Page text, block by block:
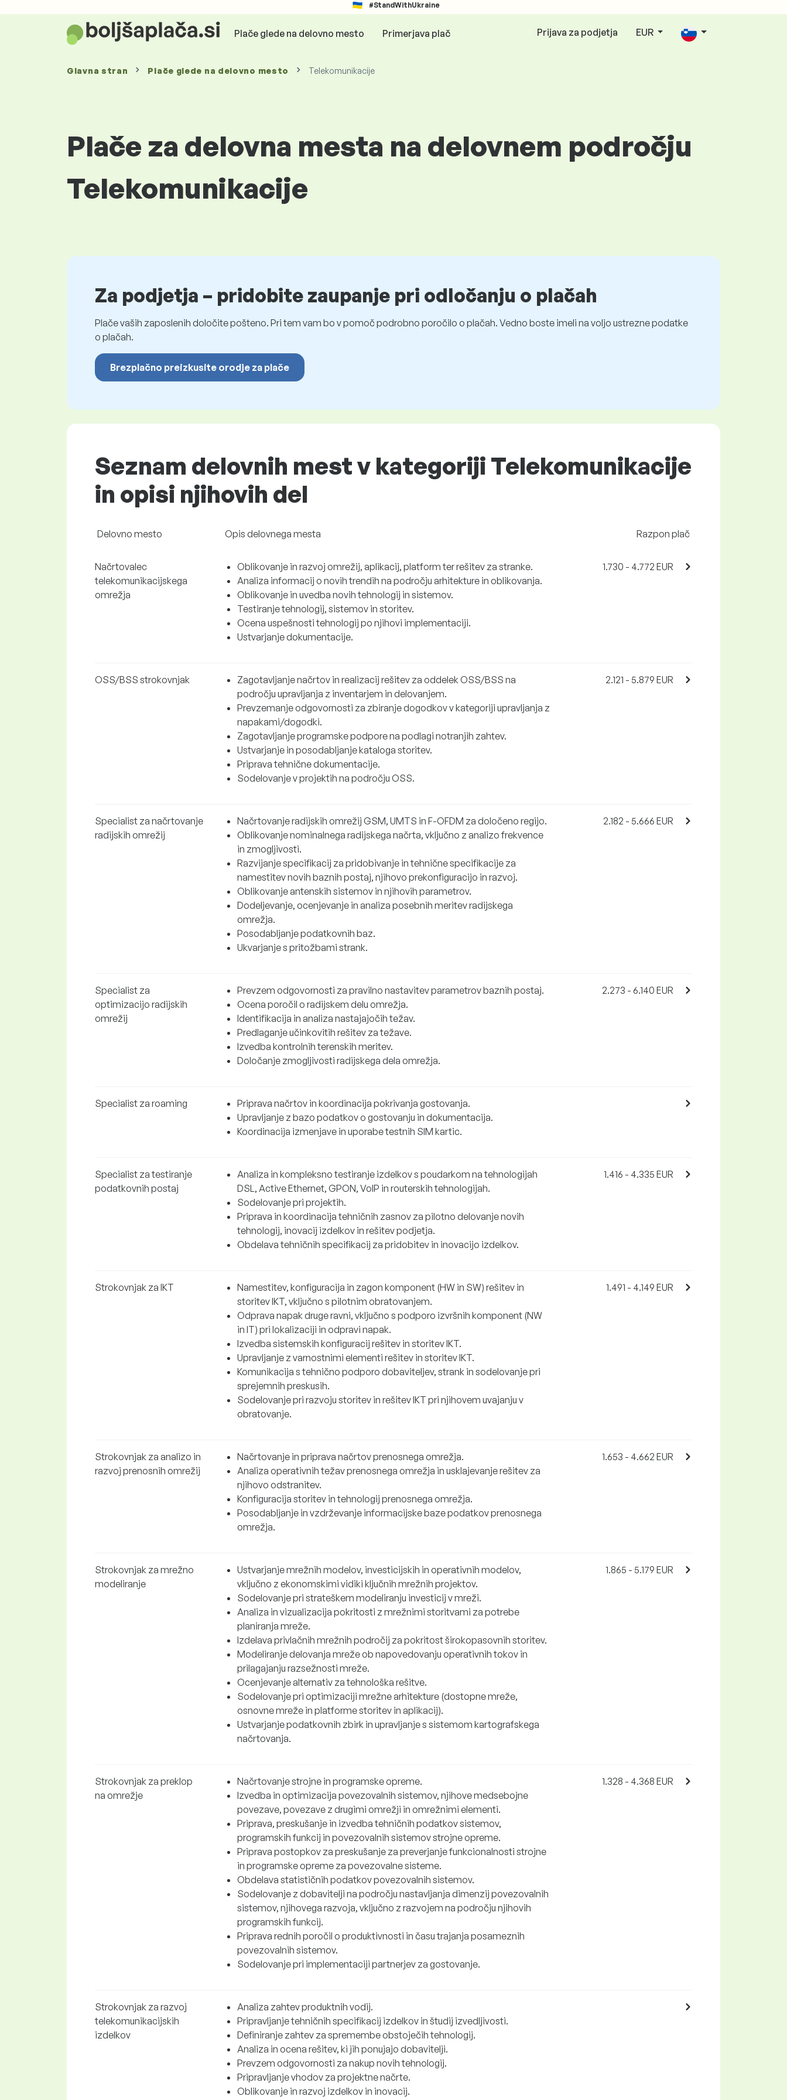
#StandWithUkraine
Plače glede na delovno mesto Primerjava plač Prijava za podjetja EUR
Glavna stran Plače glede na delovno mesto Telekomunikacije
Plače za delovna mesta na delovnem področju
Telekomunikacije
Za podjetja – pridobite zaupanje pri odločanju o plačah
Plače vaših zaposlenih določite pošteno. Pri tem vam bo v pomoč podrobno poročilo o plačah. Vedno boste imeli na voljo ustrezne podatke
o plačah.
Brezplačno preizkusite orodje za plače
Seznam delovnih mest v kategoriji Telekomunikacije
in opisi njihovih del
Delovno mesto Opis delovnega mesta Razpon plač
Načrtovalec
telekomunikacijskega
omrežja
Oblikovanje in razvoj omrežij, aplikacij, platform ter rešitev za stranke.
Analiza informacij o novih trendih na področju arhitekture in oblikovanja.
Oblikovanje in uvedba novih tehnologij in sistemov.
Testiranje tehnologij, sistemov in storitev.
Ocena uspešnosti tehnologij po njihovi implementaciji.
Ustvarjanje dokumentacije.
1.730 - 4.772 EUR
OSS/BSS strokovnjak
Zagotavljanje načrtov in realizacij rešitev za oddelek OSS/BSS na
področju upravljanja z inventarjem in delovanjem.
Prevzemanje odgovornosti za zbiranje dogodkov v kategoriji upravljanja z
napakami/dogodki.
Zagotavljanje programske podpore na podlagi notranjih zahtev.
Ustvarjanje in posodabljanje kataloga storitev.
Priprava tehnične dokumentacije.
Sodelovanje v projektih na področju OSS.
2.121 - 5.879 EUR
Specialist za načrtovanje
radijskih omrežij
Načrtovanje radijskih omrežij GSM, UMTS in F-OFDM za določeno regijo.
Oblikovanje nominalnega radijskega načrta, vključno z analizo frekvence
in zmogljivosti.
Razvijanje specifikacij za pridobivanje in tehnične specifikacije za
namestitev novih baznih postaj, njihovo prekonfiguracijo in razvoj.
Oblikovanje antenskih sistemov in njihovih parametrov.
Dodeljevanje, ocenjevanje in analiza posebnih meritev radijskega
omrežja.
Posodabljanje podatkovnih baz.
Ukvarjanje s pritožbami strank.
2.182 - 5.666 EUR
Specialist za
optimizacijo radijskih
omrežij
Prevzem odgovornosti za pravilno nastavitev parametrov baznih postaj.
Ocena poročil o radijskem delu omrežja.
Identifikacija in analiza nastajajočih težav.
Predlaganje učinkovitih rešitev za težave.
Izvedba kontrolnih terenskih meritev.
Določanje zmogljivosti radijskega dela omrežja.
2.273 - 6.140 EUR
Specialist za roaming
Priprava načrtov in koordinacija pokrivanja gostovanja.
Upravljanje z bazo podatkov o gostovanju in dokumentacija.
Koordinacija izmenjave in uporabe testnih SIM kartic.
Specialist za testiranje
podatkovnih postaj
Analiza in kompleksno testiranje izdelkov s poudarkom na tehnologijah
DSL, Active Ethernet, GPON, VoIP in routerskih tehnologijah.
Sodelovanje pri projektih.
Priprava in koordinacija tehničnih zasnov za pilotno delovanje novih
tehnologij, inovacij izdelkov in rešitev podjetja.
Obdelava tehničnih specifikacij za pridobitev in inovacijo izdelkov.
1.416 - 4.335 EUR
Strokovnjak za IKT
Namestitev, konfiguracija in zagon komponent (HW in SW) rešitev in
storitev IKT, vključno s pilotnim obratovanjem.
Odprava napak druge ravni, vključno s podporo izvršnih komponent (NW
in IT) pri lokalizaciji in odpravi napak.
Izvedba sistemskih konfiguracij rešitev in storitev IKT.
Upravljanje z varnostnimi elementi rešitev in storitev IKT.
Komunikacija s tehnično podporo dobaviteljev, strank in sodelovanje pri
sprejemnih preskusih.
Sodelovanje pri razvoju storitev in rešitev IKT pri njihovem uvajanju v
obratovanje.
1.491 - 4.149 EUR
Strokovnjak za analizo in
razvoj prenosnih omrežij
Načrtovanje in priprava načrtov prenosnega omrežja.
Analiza operativnih težav prenosnega omrežja in usklajevanje rešitev za
njihovo odstranitev.
Konfiguracija storitev in tehnologij prenosnega omrežja.
Posodabljanje in vzdrževanje informacijske baze podatkov prenosnega
omrežja.
1.653 - 4.662 EUR
Strokovnjak za mrežno
modeliranje
Ustvarjanje mrežnih modelov, investicijskih in operativnih modelov,
vključno z ekonomskimi vidiki ključnih mrežnih projektov.
Sodelovanje pri strateškem modeliranju investicij v mreži.
Analiza in vizualizacija pokritosti z mrežnimi storitvami za potrebe
planiranja mreže.
Izdelava privlačnih mrežnih področij za pokritost širokopasovnih storitev.
Modeliranje delovanja mreže ob napovedovanju operativnih tokov in
prilagajanju razsežnosti mreže.
Ocenjevanje alternativ za tehnološka rešitve.
Sodelovanje pri optimizaciji mrežne arhitekture (dostopne mreže,
osnovne mreže in platforme storitev in aplikacij).
Ustvarjanje podatkovnih zbirk in upravljanje s sistemom kartografskega
načrtovanja.
1.865 - 5.179 EUR
Strokovnjak za preklop
na omrežje
Načrtovanje strojne in programske opreme.
Izvedba in optimizacija povezovalnih sistemov, njihove medsebojne
povezave, povezave z drugimi omrežji in omrežnimi elementi.
Priprava, preskušanje in izvedba tehničnih podatkov sistemov,
programskih funkcij in povezovalnih sistemov strojne opreme.
Priprava postopkov za preskušanje za preverjanje funkcionalnosti strojne
in programske opreme za povezovalne sisteme.
Obdelava statističnih podatkov povezovalnih sistemov.
Sodelovanje z dobavitelji na področju nastavljanja dimenzij povezovalnih
sistemov, njihovega razvoja, vključno z razvojem na področju njihovih
programskih funkcij.
Priprava rednih poročil o produktivnosti in času trajanja posameznih
povezovalnih sistemov.
Sodelovanje pri implementaciji partnerjev za gostovanje.
1.328 - 4.368 EUR
Strokovnjak za razvoj
telekomunikacijskih
izdelkov
Analiza zahtev produktnih vodij.
Pripravljanje tehničnih specifikacij izdelkov in študij izvedljivosti.
Definiranje zahtev za spremembe obstoječih tehnologij.
Analiza in ocena rešitev, ki jih ponujajo dobavitelji.
Prevzem odgovornosti za nakup novih tehnologij.
Pripravljanje vhodov za projektne načrte.
Oblikovanje in razvoj izdelkov in inovacij.